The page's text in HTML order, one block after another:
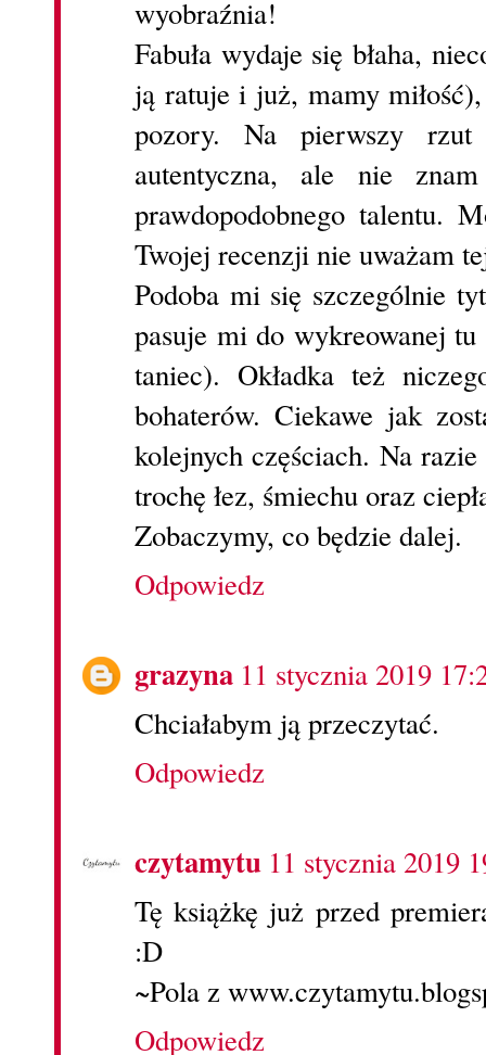
wyobraźnia!
Fabuła wydaje się błaha,
ją ratuje i już, mamy
pozory. Na pierwszy
autentyczna, ale nie
prawdopodobnego talentu.
Twojej recenzji nie uważam
Podoba mi się szczególnie
pasuje mi do wykreowanej
taniec). Okładka też
bohaterów. Ciekawe jak
kolejnych częściach. Na
trochę łez, śmiechu oraz
Zobaczymy, co będzie dalej.
Odpowiedz
grazyna 11 stycznia 2019
Chciałabym ją przeczytać.
Odpowiedz
czytamytu 11 stycznia 2019
Tę książkę już przed
:D
~Pola z
Odpowiedz